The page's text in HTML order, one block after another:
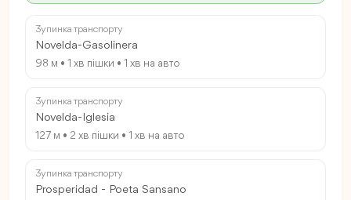
Зупинка транспорту
Novelda-Gasolinera
98 м • 1 хв пішки • 1 хв на авто
Зупинка транспорту
Novelda-Iglesia
127 м • 2 хв пішки • 1 хв на авто
Зупинка транспорту
Prosperidad - Poeta Sansano